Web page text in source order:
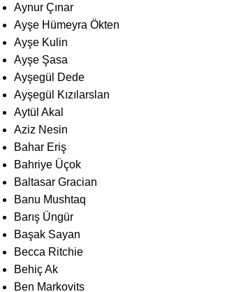
Aynur Çınar
Ayşe Hümeyra Ökten
Ayşe Kulin
Ayşe Şasa
Ayşegül Dede
Ayşegül Kızılarslan
Aytül Akal
Aziz Nesin
Bahar Eriş
Bahriye Üçok
Baltasar Gracian
Banu Mushtaq
Barış Üngür
Başak Sayan
Becca Ritchie
Behiç Ak
Ben Markovits